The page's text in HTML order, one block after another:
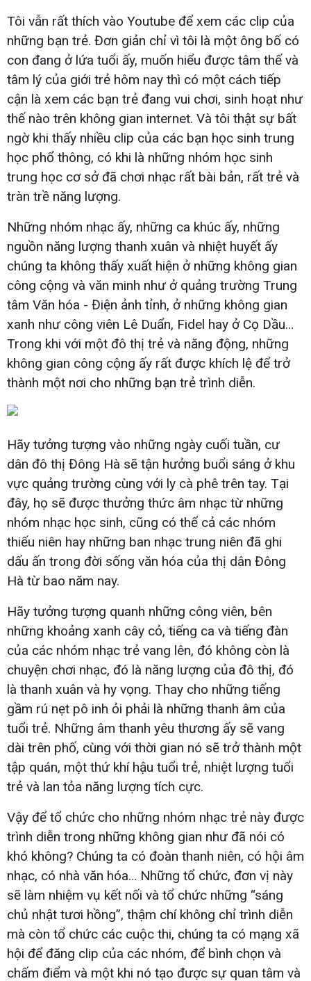
Tôi vẫn rất thích vào Youtube để xem các clip của
những bạn trẻ. Đơn giản chỉ vì tôi là một ông bố có
con đang ở lứa tuổi ấy, muốn hiểu được tâm thế và
tâm lý của giới trẻ hôm nay thì có một cách tiếp
cận là xem các bạn trẻ đang vui chơi, sinh hoạt như
thế nào trên không gian internet. Và tôi thật sự bất
ngờ khi thấy nhiều clip của các bạn học sinh trung
học phổ thông, có khi là những nhóm học sinh
trung học cơ sở đã chơi nhạc rất bài bản, rất trẻ và
tràn trề năng lượng.
Những nhóm nhạc ấy, những ca khúc ấy, những
nguồn năng lượng thanh xuân và nhiệt huyết ấy
chúng ta không thấy xuất hiện ở những không gian
công cộng và văn minh như ở quảng trường Trung
tâm Văn hóa - Điện ảnh tỉnh, ở những không gian
xanh như công viên Lê Duẩn, Fidel hay ở Cọ Dầu…
Trong khi với một đô thị trẻ và năng động, những
không gian công cộng ấy rất được khích lệ để trở
thành một nơi cho những bạn trẻ trình diễn.
Hãy tưởng tượng vào những ngày cuối tuần, cư
dân đô thị Đông Hà sẽ tận hưởng buổi sáng ở khu
vực quảng trường cùng với ly cà phê trên tay. Tại
đây, họ sẽ được thưởng thức âm nhạc từ những
nhóm nhạc học sinh, cũng có thể cả các nhóm
thiếu niên hay những ban nhạc trung niên đã ghi
dấu ấn trong đời sống văn hóa của thị dân Đông
Hà từ bao năm nay.
Hãy tưởng tượng quanh những công viên, bên
những khoảng xanh cây cỏ, tiếng ca và tiếng đàn
của các nhóm nhạc trẻ vang lên, đó không còn là
chuyện chơi nhạc, đó là năng lượng của đô thị, đó
là thanh xuân và hy vọng. Thay cho những tiếng
gầm rú nẹt pô inh ỏi phải là những thanh âm của
tuổi trẻ. Những âm thanh yêu thương ấy sẽ vang
dài trên phố, cùng với thời gian nó sẽ trở thành một
tập quán, một thứ khí hậu tuổi trẻ, nhiệt lượng tuổi
trẻ và lan tỏa năng lượng tích cực.
Vậy để tổ chức cho những nhóm nhạc trẻ này được
trình diễn trong những không gian như đã nói có
khó không? Chúng ta có đoàn thanh niên, có hội âm
nhạc, có nhà văn hóa… Những tổ chức, đơn vị này
sẽ làm nhiệm vụ kết nối và tổ chức những “sáng
chủ nhật tươi hồng”, thậm chí không chỉ trình diễn
mà còn tổ chức các cuộc thi, chúng ta có mạng xã
hội để đăng clip của các nhóm, để bình chọn và
chấm điểm và một khi nó tạo được sự quan tâm và